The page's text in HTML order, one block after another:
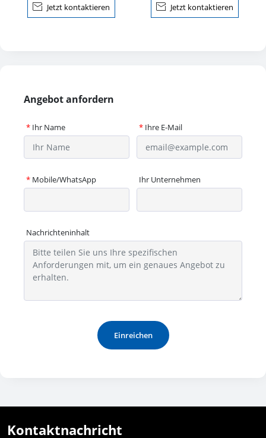
 Jetzt kontaktieren  Jetzt kontaktieren
Angebot anfordern
* Ihr Name * Ihre E-Mail
* Mobile/WhatsApp Ihr Unternehmen
Nachrichteninhalt
Einreichen
Kontaktnachricht